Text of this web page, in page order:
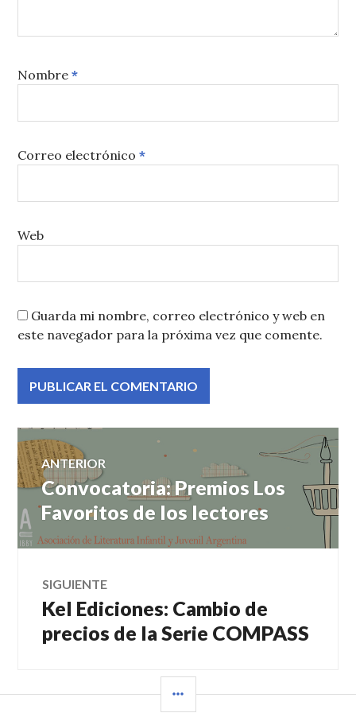
Nombre*
Correo electrónico*
Web
Guarda mi nombre, correo electrónico y web en
este navegador para la próxima vez que comente.
Navegación
de
entradas
ANTERIOR
Entrada
anterior:
Convocatoria: Premios Los
Favoritos de los lectores
SIGUIENTE
Entrada
siguiente:
Kel Ediciones: Cambio de
precios de la Serie COMPASS